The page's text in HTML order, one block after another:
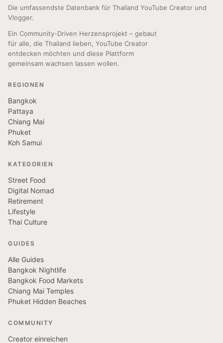
Die umfassendste Datenbank für Thailand YouTube Creator und
Vlogger.
Ein Community-Driven Herzensprojekt – gebaut
für alle, die Thailand lieben, YouTube Creator
entdecken möchten und diese Plattform
gemeinsam wachsen lassen wollen.
REGIONEN
Bangkok
Pattaya
Chiang Mai
Phuket
Koh Samui
KATEGORIEN
Street Food
Digital Nomad
Retirement
Lifestyle
Thai Culture
GUIDES
Alle Guides
Bangkok Nightlife
Bangkok Food Markets
Chiang Mai Temples
Phuket Hidden Beaches
COMMUNITY
Creator einreichen